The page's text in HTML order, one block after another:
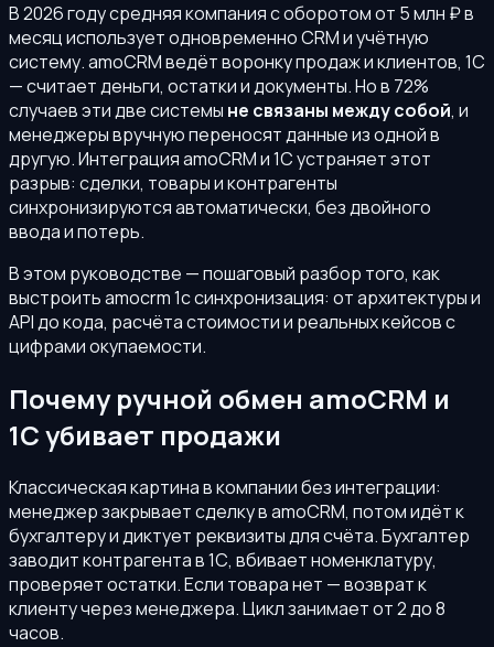
В 2026 году средняя компания с оборотом от 5 млн ₽ в
месяц использует одновременно CRM и учётную
систему. amoCRM ведёт воронку продаж и клиентов, 1С
— считает деньги, остатки и документы. Но в 72%
случаев эти две системы не связаны между собой, и
менеджеры вручную переносят данные из одной в
другую. Интеграция amoCRM и 1С устраняет этот
разрыв: сделки, товары и контрагенты
синхронизируются автоматически, без двойного
ввода и потерь.
В этом руководстве — пошаговый разбор того, как
выстроить amocrm 1с синхронизация: от архитектуры и
API до кода, расчёта стоимости и реальных кейсов с
цифрами окупаемости.
Почему ручной обмен amoCRM и
1С убивает продажи
Классическая картина в компании без интеграции:
менеджер закрывает сделку в amoCRM, потом идёт к
бухгалтеру и диктует реквизиты для счёта. Бухгалтер
заводит контрагента в 1С, вбивает номенклатуру,
проверяет остатки. Если товара нет — возврат к
клиенту через менеджера. Цикл занимает от 2 до 8
часов.